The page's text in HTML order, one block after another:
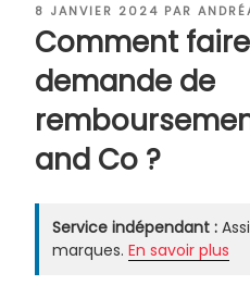
PUBLIÉ
LE
8 JANVIER 2024 PAR
Comment
demande de
and Co ?
Service indépendant :
marques. En savoir plus